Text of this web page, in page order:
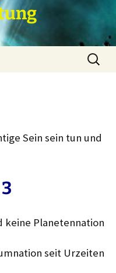
Suchen
nach:
Sein sein tun und
keine Planetennation
seit Urzeiten